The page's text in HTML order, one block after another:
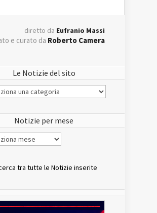
diretto da Eufranio Massi
e curato da Roberto Camera
Le Notizie del sito
Notizie per mese
tra tutte le Notizie inserite